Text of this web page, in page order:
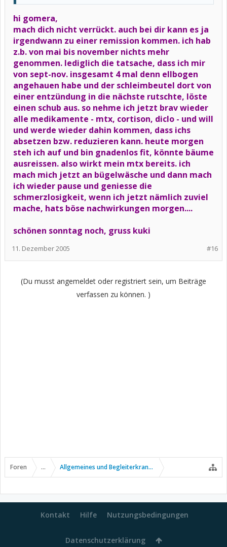
hi gomera,
mach dich nicht verrückt. auch bei dir kann es ja
irgendwann zu einer remission kommen. ich hab
z.b. von mai bis november nichts mehr
genommen. lediglich die tatsache, dass ich mir
von sept-nov. insgesamt 4 mal denn ellbogen
angehauen habe und der schleimbeutel dort von
einer entzündung in die nächste rutschte, löste
einen schub aus. so nehme ich jetzt brav wieder
alle medikamente - mtx, cortison, diclo - und will
und werde wieder dahin kommen, dass ichs
absetzen bzw. reduzieren kann. heute morgen
steh ich auf und bin gnadenlos fit, könnte bäume
ausreissen. also wirkt mein mtx bereits. ich
mach mich jetzt an bügelwäsche und dann mach
ich wieder pause und geniesse die
schmerzlosigkeit, wenn ich jetzt nämlich zuviel
mache, hats böse nachwirkungen morgen....
schönen sonntag noch, gruss kuki
#16
11. Dezember 2005
(Du musst angemeldet oder registriert sein, um Beiträge
verfassen zu können. )
Foren ... Allgemeines und Begleiterkrankungen
Kontakt Hilfe Nutzungsbedingungen
Datenschutzerklärung